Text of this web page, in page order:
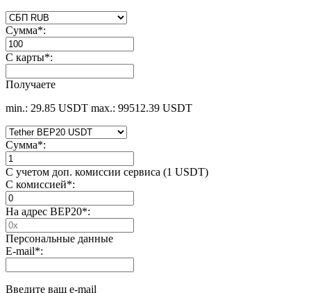
Сумма*:
С карты*:
Получаете
min.: 29.85 USDT max.: 99512.39 USDT
Сумма*:
С учетом доп. комиссии сервиса (1 USDT)
С комиссией*:
На адрес BEP20*:
Персональные данные
E-mail*:
Введите ваш e-mail